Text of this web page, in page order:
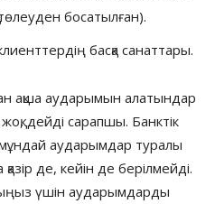
босатылған).
басқа санаттары.
ақша аударымын алатындар
дейді сарапшы. Банктік
мұндай аударымдар туралы
де, кейін де берілмейді.
үшін аударымдарды